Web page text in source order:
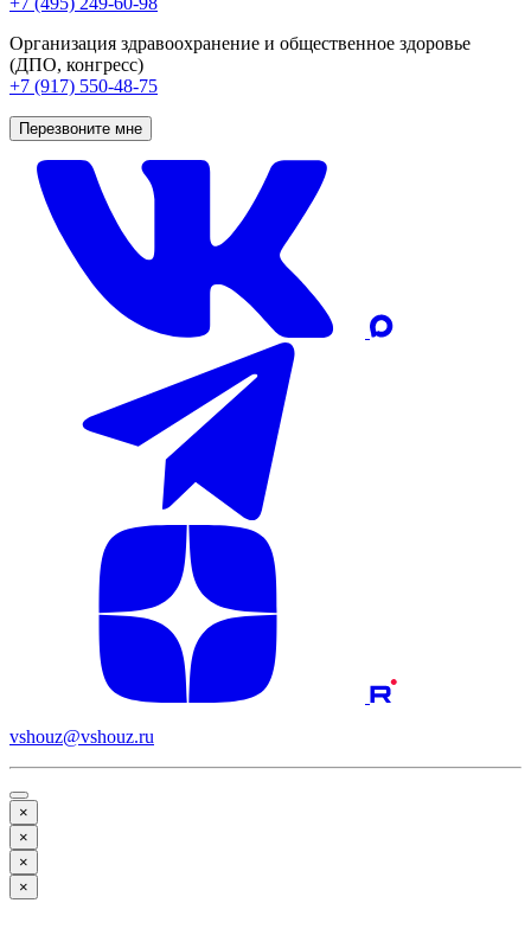
Организация здравоохранение и общественное здоровье
(ДПО, конгресс)
+7 (917) 550-48-75
Перезвоните мне
vshouz@vshouz.ru
×
×
×
×